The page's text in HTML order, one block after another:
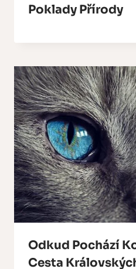
Poklady Přírody
Odkud Pochází
Cesta